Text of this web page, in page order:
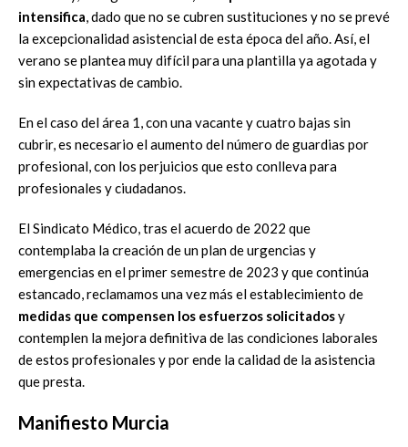
intensifica, dado que no se cubren sustituciones y no se prevé
la excepcionalidad asistencial de esta época del año. Así, el
verano se plantea muy difícil para una plantilla ya agotada y
sin expectativas de cambio.
En el caso del área 1, con una vacante y cuatro bajas sin
cubrir, es necesario el aumento del número de guardias por
profesional, con los perjuicios que esto conlleva para
profesionales y ciudadanos.
El Sindicato Médico, tras el acuerdo de 2022 que
contemplaba la creación de un plan de urgencias y
emergencias en el primer semestre de 2023 y que continúa
estancado, reclamamos una vez más el establecimiento de
medidas que compensen los esfuerzos solicitadosy
contemplen la mejora definitiva de las condiciones laborales
de estos profesionales y por ende la calidad de la asistencia
que presta.
Manifiesto Murcia